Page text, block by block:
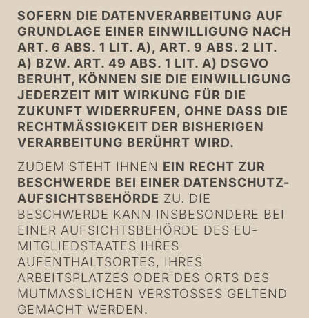
SOFERN DIE DATENVERARBEITUNG AUF
GRUNDLAGE EINER EINWILLIGUNG NACH
ART. 6 ABS. 1 LIT. A), ART. 9 ABS. 2 LIT.
A) BZW. ART. 49 ABS. 1 LIT. A) DSGVO
BERUHT, KÖNNEN SIE DIE EINWILLIGUNG
JEDERZEIT MIT WIRKUNG FÜR DIE
ZUKUNFT WIDERRUFEN, OHNE DASS DIE
RECHTMÄSSIGKEIT DER BISHERIGEN
VERARBEITUNG BERÜHRT WIRD.
ZUDEM STEHT IHNEN EIN RECHT ZUR
BESCHWERDE BEI EINER DATENSCHUTZ-
AUFSICHTSBEHÖRDE ZU. DIE
BESCHWERDE KANN INSBESONDERE BEI
EINER AUFSICHTSBEHÖRDE DES EU-
MITGLIEDSTAATES IHRES
AUFENTHALTSORTES, IHRES
ARBEITSPLATZES ODER DES ORTS DES
MUTMASSLICHEN VERSTOSSES GELTEND
GEMACHT WERDEN.